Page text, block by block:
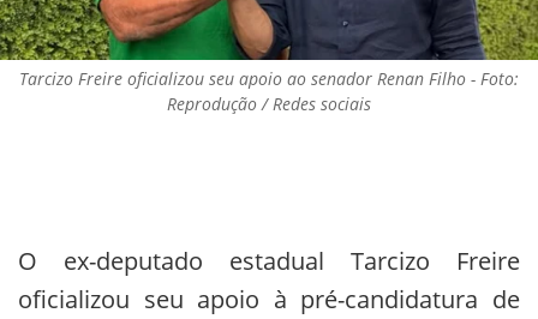
Tarcizo Freire oficializou seu apoio ao senador Renan Filho - Foto:
Reprodução / Redes sociais
O ex-deputado estadual Tarcizo Freire
oficializou seu apoio à pré-candidatura de